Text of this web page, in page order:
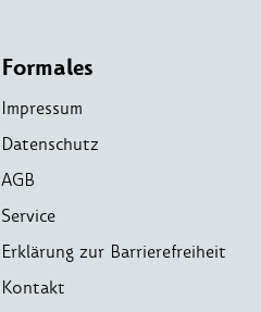
Formales
Impressum
Datenschutz
AGB
Service
Erklärung zur Barrierefreiheit
Kontakt